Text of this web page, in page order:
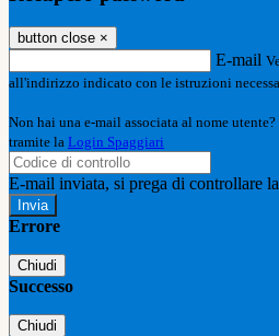
button close ×
E-mail
all'indirizzo indicato con le istruzioni
Non hai una e-mail associata al nome
tramite la Login Spaggiari
E-mail inviata, si prega di controllare
Errore
Chiudi
Successo
Chiudi